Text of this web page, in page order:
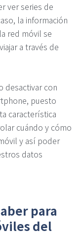
ver series de
la información
red móvil se
a través de
desactivar con
puesto
característica
cuándo y cómo
y así poder
datos
para
del